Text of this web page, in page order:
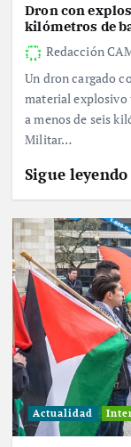
Dron con
kilómetros de
Redacción
Un dron cargado
material explosivo
a menos de seis
Militar…
Sigue leyendo
Actualidad